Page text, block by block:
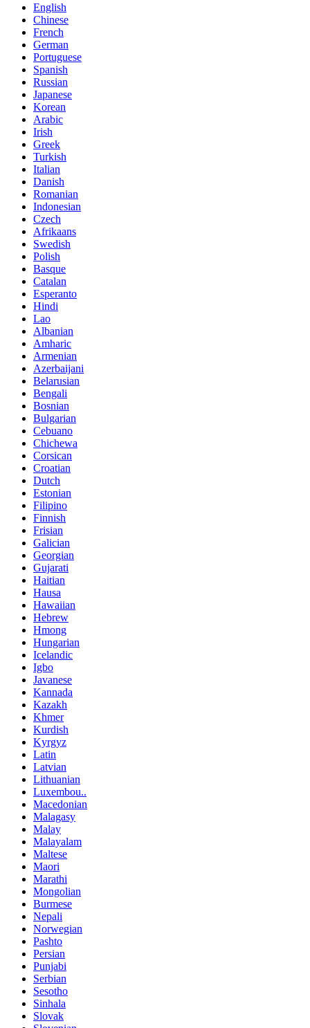
English
Chinese
French
German
Portuguese
Spanish
Russian
Japanese
Korean
Arabic
Irish
Greek
Turkish
Italian
Danish
Romanian
Indonesian
Czech
Afrikaans
Swedish
Polish
Basque
Catalan
Esperanto
Hindi
Lao
Albanian
Amharic
Armenian
Azerbaijani
Belarusian
Bengali
Bosnian
Bulgarian
Cebuano
Chichewa
Corsican
Croatian
Dutch
Estonian
Filipino
Finnish
Frisian
Galician
Georgian
Gujarati
Haitian
Hausa
Hawaiian
Hebrew
Hmong
Hungarian
Icelandic
Igbo
Javanese
Kannada
Kazakh
Khmer
Kurdish
Kyrgyz
Latin
Latvian
Lithuanian
Luxembou..
Macedonian
Malagasy
Malay
Malayalam
Maltese
Maori
Marathi
Mongolian
Burmese
Nepali
Norwegian
Pashto
Persian
Punjabi
Serbian
Sesotho
Sinhala
Slovak